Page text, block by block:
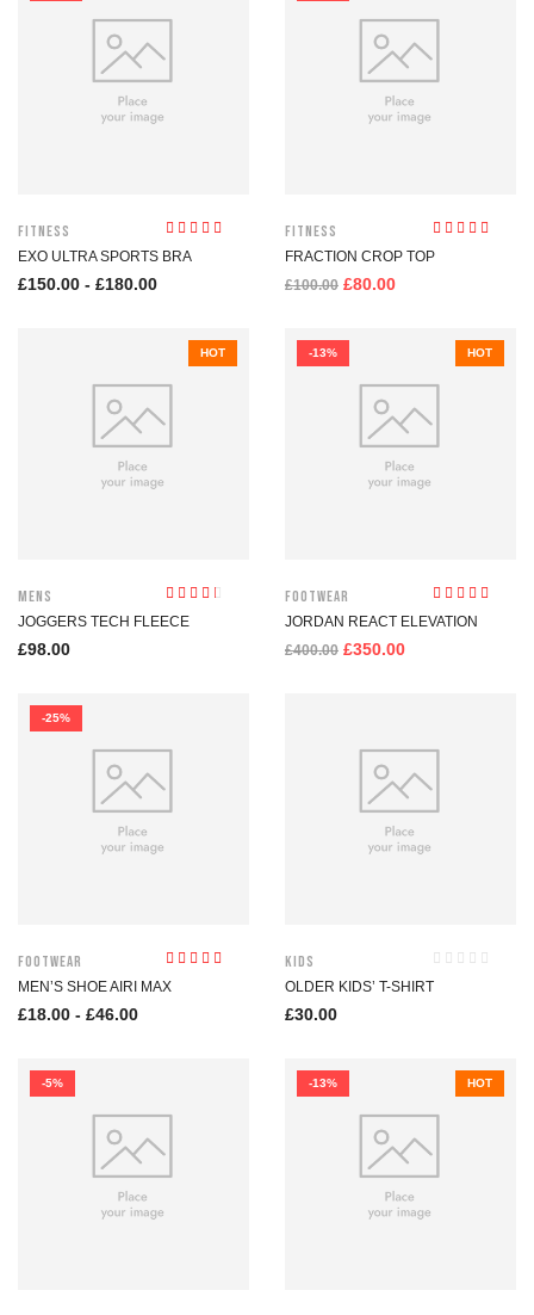
Fitness
Valutato
4.00su 5
EXO ULTRA SPORTS BRA
£150.00 - £180.00
Fitness
Valutato
FRACTION CROP TOP
£100.00 £80.00
HOT
Mens
Valutato
3.00
JOGGERS TECH FLEECE
£98.00
HOT
-13%
Footwear
Valutato
4.00su 5
JORDAN REACT ELEVATION
£400.00 £350.00
-25%
Footwear
Valutato
4.00
MEN’S SHOE AIRI MAX
£18.00 - £46.00
Kids
OLDER KIDS’ T-SHIRT
£30.00
-5% HOT
-13%